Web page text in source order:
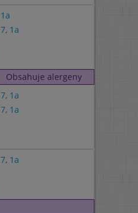
1a
7, 1a
Obsahuje alergeny
7, 1a
7, 1a
7, 1a